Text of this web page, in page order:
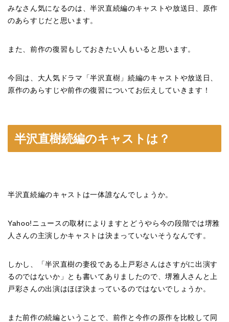
みなさん気になるのは、半沢直続編のキャストや放送日、原作
のあらすじだと思います。
また、前作の復習もしておきたい人もいると思います。
今回は、大人気ドラマ「半沢直樹」続編のキャストや放送日、
原作のあらすじや前作の復習についてお伝えしていきます！
半沢直樹続編のキャストは？
半沢直続編のキャストは一体誰なんでしょうか。
Yahoo!ニュースの取材によりますとどうやら今の段階では堺雅
人さんの主演しかキャストは決まっていないそうなんです。
しかし、「半沢直樹の妻役である上戸彩さんはさすがに出演す
るのではないか」とも書いてありましたので、堺雅人さんと上
戸彩さんの出演はほぼ決まっているのではないでしょうか。
また前作の続編ということで、前作と今作の原作を比較して同